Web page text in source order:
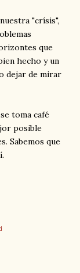
"crísis",
que
hecho y un
dejar de mirar
toma café
posible
Sabemos que